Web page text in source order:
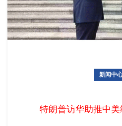
新闻中
特朗普访华助推中